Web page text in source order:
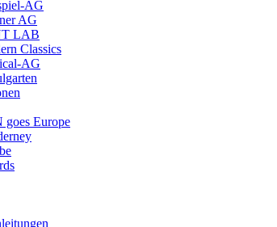
AG
AG
LAB
Classics
AG
goes Europe